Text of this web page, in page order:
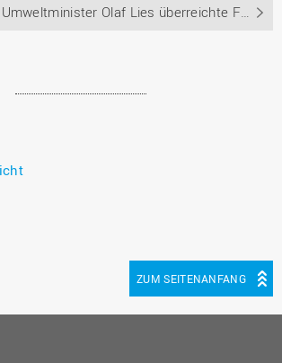
Niedersachsens Umweltminister Olaf Lies überreichte Förderbescheide über insgesamt mehr als 3,6 Millionen Euro an die Hochschule Osnabrück und das Maschinenbauunternehmen Kalverkamp.
ZUM SEITENANFANG